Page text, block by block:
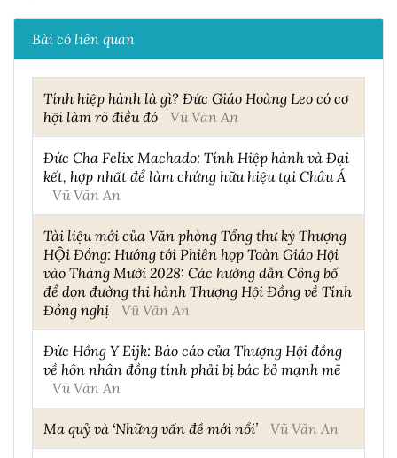
Bài có liên quan
Tính hiệp hành là gì? Đức Giáo Hoàng Leo có cơ
hội làm rõ điều đó
Vũ Văn An
Đức Cha Felix Machado: Tính Hiệp hành và Đại
kết, hợp nhất để làm chứng hữu hiệu tại Châu Á
Vũ Văn An
Tài liệu mới của Văn phòng Tổng thư ký Thượng
HỘi Đồng: Hướng tới Phiên họp Toàn Giáo Hội
vào Tháng Mười 2028: Các hướng dẫn Công bố
để dọn đường thi hành Thượng Hội Đồng về Tính
Đồng nghị
Vũ Văn An
Đức Hồng Y Eijk: Báo cáo của Thượng Hội đồng
về hôn nhân đồng tính phải bị bác bỏ mạnh mẽ
Vũ Văn An
Ma quỷ và ‘Những vấn đề mới nổi’ Vũ Văn An